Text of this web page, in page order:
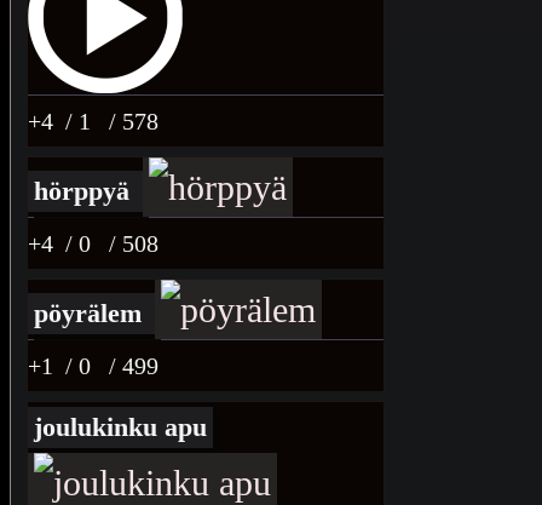
+4 / 1 / 578
hörppyä
+4 / 0 / 508
pöyrälem
+1 / 0 / 499
joulukinku apu